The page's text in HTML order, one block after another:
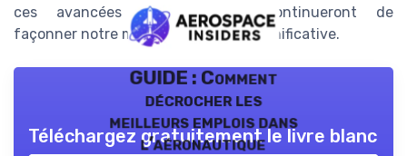
ces avancées technologiques continueront de
façonner notre monde de manière significative.
GUIDE : Comment
décrocher les
meilleurs emplois dans
l’aéronautique
Téléchargez gratuitement le livre blanc